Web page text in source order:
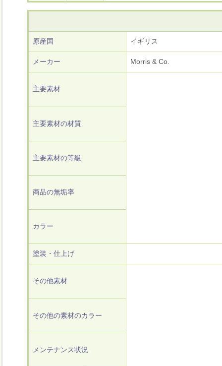
原産国 イギリス
メーカー Morris & Co.
主要素材
主要素材の材質
主要素材の等級
商品の無垢率
カラー
塗装・仕上げ
その他素材
その他の素材のカラー
メンテナンス状況